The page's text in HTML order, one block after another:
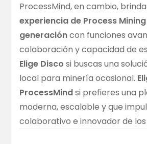
ProcessMind, en cambio,
experiencia de Process
generacióncon funciones
colaboración y capacidad de
Elige Disco si buscas una
local para minería ocasional.
ProcessMindsi prefieres una
moderna, escalable y que
colaborativo e innovador de los